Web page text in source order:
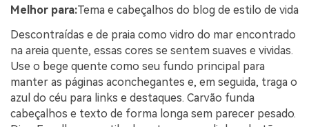
Melhor para:Tema e cabeçalhos do blog de estilo de vida
Descontraídas e de praia como vidro do mar encontrado
na areia quente, essas cores se sentem suaves e vividas.
Use o bege quente como seu fundo principal para
manter as páginas aconchegantes e, em seguida, traga o
azul do céu para links e destaques. Carvão funda
cabeçalhos e texto de forma longa sem parecer pesado.